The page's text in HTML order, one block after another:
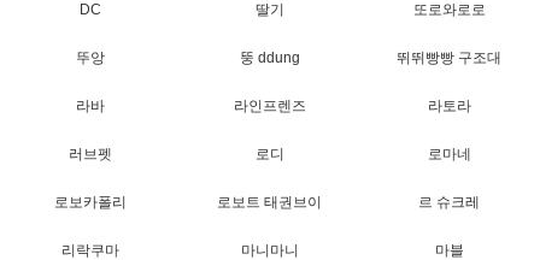
DC 딸기 또로와로로
뚜앙 뚱 ddung 뛰뛰빵빵 구조대
라바 라인프렌즈 라토라
러브펫 로디 로마네
로보카폴리 로보트 태권브이 르 슈크레
리락쿠마 마니마니 마블